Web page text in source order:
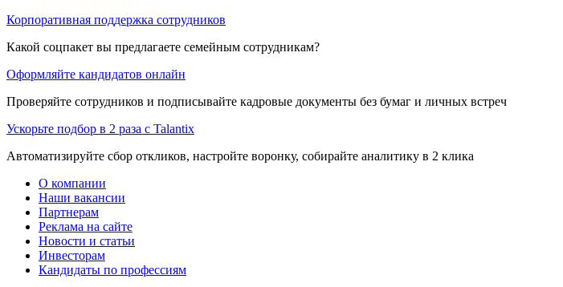
Корпоративная поддержка сотрудников
Какой соцпакет вы предлагаете семейным сотрудникам?
Оформляйте кандидатов онлайн
Проверяйте сотрудников и подписывайте кадровые документы без бумаг и личных встреч
Ускорьте подбор в 2 раза с Talantix
Автоматизируйте сбор откликов, настройте воронку, собирайте аналитику в 2 клика
О компании
Наши вакансии
Партнерам
Реклама на сайте
Новости и статьи
Инвесторам
Кандидаты по профессиям